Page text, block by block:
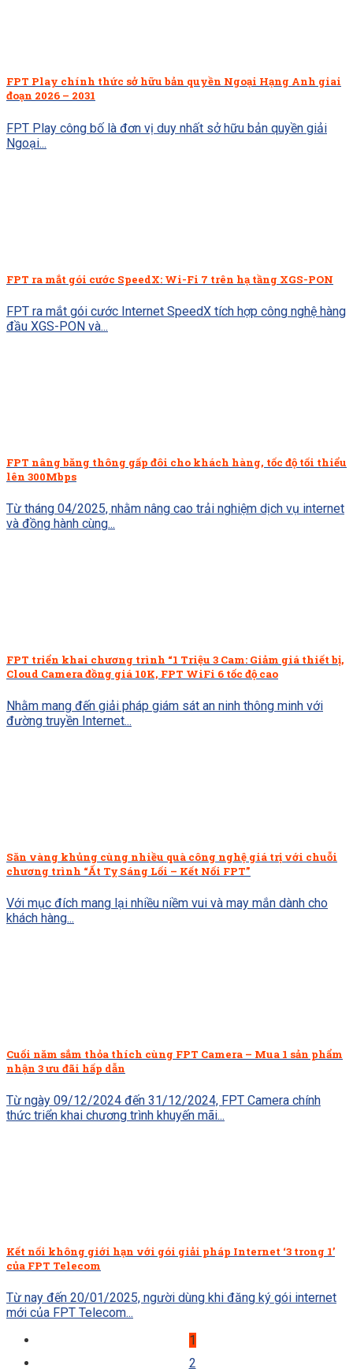
FPT Play chính thức sở hữu bản quyền Ngoại Hạng Anh giai
đoạn 2026 – 2031
FPT Play công bố là đơn vị duy nhất sở hữu bản quyền giải
Ngoại...
FPT ra mắt gói cước SpeedX: Wi-Fi 7 trên hạ tầng XGS-PON
FPT ra mắt gói cước Internet SpeedX tích hợp công nghệ hàng
đầu XGS-PON và...
FPT nâng băng thông gấp đôi cho khách hàng, tốc độ tối thiểu
lên 300Mbps
Từ tháng 04/2025, nhằm nâng cao trải nghiệm dịch vụ internet
và đồng hành cùng...
FPT triển khai chương trình “1 Triệu 3 Cam: Giảm giá thiết bị,
Cloud Camera đồng giá 10K, FPT WiFi 6 tốc độ cao
Nhằm mang đến giải pháp giám sát an ninh thông minh với
đường truyền Internet...
Săn vàng khủng cùng nhiều quà công nghệ giá trị với chuỗi
chương trình “Ất Tỵ Sáng Lối – Kết Nối FPT”
Với mục đích mang lại nhiều niềm vui và may mắn dành cho
khách hàng...
Cuối năm sắm thỏa thích cùng FPT Camera – Mua 1 sản phẩm
nhận 3 ưu đãi hấp dẫn
Từ ngày 09/12/2024 đến 31/12/2024, FPT Camera chính
thức triển khai chương trình khuyến mãi...
Kết nối không giới hạn với gói giải pháp Internet ‘3 trong 1’
của FPT Telecom
Từ nay đến 20/01/2025, người dùng khi đăng ký gói internet
mới của FPT Telecom...
1
2